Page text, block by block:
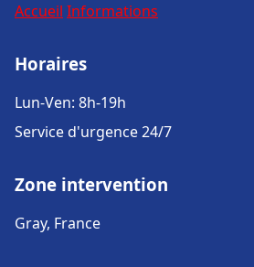
Accueil Informations
Horaires
Lun-Ven: 8h-19h
Service d'urgence 24/7
Zone intervention
Gray, France